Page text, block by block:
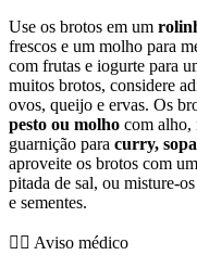
Use os brotos em um
frescos e um molho para
com frutas e iogurte para
muitos brotos, considere
ovos, queijo e ervas. Os
pesto ou molho com alho,
guarnição para curry,
aproveite os brotos com
pitada de sal, ou misture-
e sementes.
👨‍⚕️️ Aviso médico